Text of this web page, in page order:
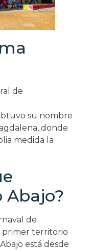
de
su nombre
donde
medida la
Abajo?
de
primer territorio
está desde